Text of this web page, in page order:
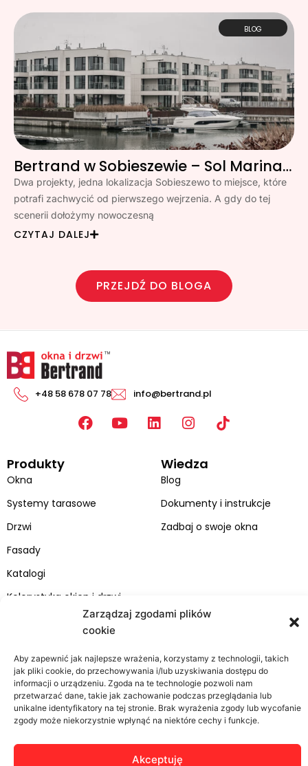
Zarządzaj zgodami plików
cookie
Aby zapewnić jak najlepsze wrażenia, korzystamy z technologii, takich
jak pliki cookie, do przechowywania i/lub uzyskiwania dostępu do
informacji o urządzeniu. Zgoda na te technologie pozwoli nam
przetwarzać dane, takie jak zachowanie podczas przeglądania lub
unikalne identyfikatory na tej stronie. Brak wyrażenia zgody lub wycofanie
zgody może niekorzystnie wpłynąć na niektóre cechy i funkcje.
Akceptuję
BLOG
Bertrand w Sobieszewie – Sol Marina i Klimatyczna
Dwa projekty, jedna lokalizacja Sobieszewo to miejsce, które
potrafi zachwycić od pierwszego wejrzenia. A gdy do tej
scenerii dołożymy nowoczesną
CZYTAJ DALEJ
PRZEJDŹ DO BLOGA
+48 58 678 07 78 info@bertrand.pl
F
o
Y
L
e
I
t
r
a
m
Produkty
Okna
Systemy tarasowe
Drzwi
Fasady
Katalogi
Kolorystyka okien i drzwi
Wiedza
Blog
Dokumenty i instrukcje
Zadbaj o swoje okna
Realizacje
Kariera
Projekty UE
Zgłoszenie serwisowe
Montaż
RODO